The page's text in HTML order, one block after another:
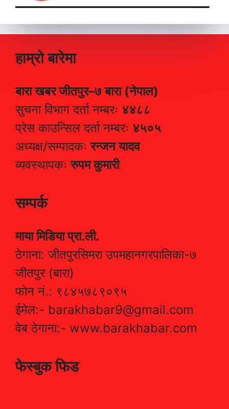
हाम्रो बारेमा
बारा खबर जीतपुर–७ बारा (नेपाल)
सुचना विभाग दर्ता नम्बरः ४४८८
प्रेस काउन्सिल दर्ता नम्बरः ४५०५
अध्यक्ष/सम्पादकःरन्जन यादव
व्यवस्थापकःरुपम कुमारी
सम्पर्क
माया मिडिया प्रा.ली.
ठेगाना: जीतपुरसिमरा उपमहानगरपालिका-७
जीतपुर (बारा)
फोन नं.: ९८४५७८९०९५
ईमेल:- barakhabar9@gmail.com
वेब ठेगाना:- www.barakhabar.com
फेस्बुक फिड